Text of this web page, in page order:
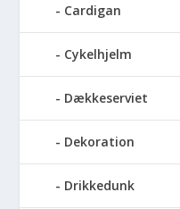
Cardigan
Cykelhjelm
Dækkeserviet
Dekoration
Drikkedunk